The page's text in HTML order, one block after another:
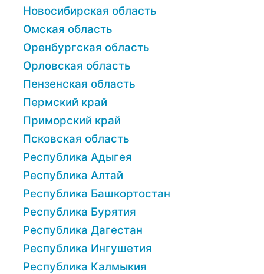
Новосибирская область
Омская область
Оренбургская область
Орловская область
Пензенская область
Пермский край
Приморский край
Псковская область
Республика Адыгея
Республика Алтай
Республика Башкортостан
Республика Бурятия
Республика Дагестан
Республика Ингушетия
Республика Калмыкия